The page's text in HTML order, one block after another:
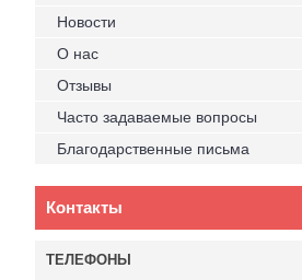
Новости
О нас
Отзывы
Часто задаваемые вопросы
Благодарственные письма
Контакты